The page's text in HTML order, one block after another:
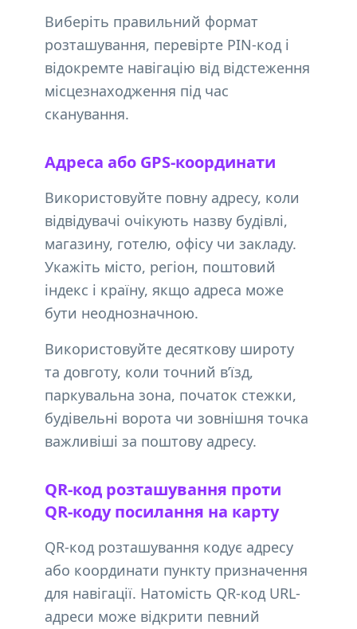
Виберіть правильний формат
розташування, перевірте PIN-код і
відокремте навігацію від відстеження
місцезнаходження під час
сканування.
Адреса або GPS-координати
Використовуйте повну адресу, коли
відвідувачі очікують назву будівлі,
магазину, готелю, офісу чи закладу.
Укажіть місто, регіон, поштовий
індекс і країну, якщо адреса може
бути неоднозначною.
Використовуйте десяткову широту
та довготу, коли точний в’їзд,
паркувальна зона, початок стежки,
будівельні ворота чи зовнішня точка
важливіші за поштову адресу.
QR-код розташування проти
QR-коду посилання на карту
QR-код розташування кодує адресу
або координати пункту призначення
для навігації. Натомість QR-код URL-
адреси може відкрити певний